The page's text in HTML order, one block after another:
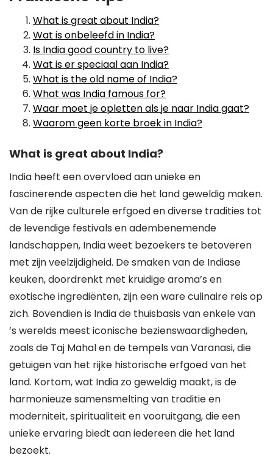
What is great about India?
Wat is onbeleefd in India?
Is India good country to live?
Wat is er speciaal aan India?
What is the old name of India?
What was India famous for?
Waar moet je opletten als je naar India gaat?
Waarom geen korte broek in India?
What is great about India?
India heeft een overvloed aan unieke en
fascinerende aspecten die het land geweldig maken.
Van de rijke culturele erfgoed en diverse tradities tot
de levendige festivals en adembenemende
landschappen, India weet bezoekers te betoveren
met zijn veelzijdigheid. De smaken van de Indiase
keuken, doordrenkt met kruidige aroma’s en
exotische ingrediënten, zijn een ware culinaire reis op
zich. Bovendien is India de thuisbasis van enkele van
’s werelds meest iconische bezienswaardigheden,
zoals de Taj Mahal en de tempels van Varanasi, die
getuigen van het rijke historische erfgoed van het
land. Kortom, wat India zo geweldig maakt, is de
harmonieuze samensmelting van traditie en
moderniteit, spiritualiteit en vooruitgang, die een
unieke ervaring biedt aan iedereen die het land
bezoekt.